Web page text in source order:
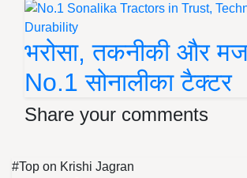
भरोसा, तकनीकी और
No.1 सोनालीका टैक्टर
Share your comments
#Top on Krishi Jagran